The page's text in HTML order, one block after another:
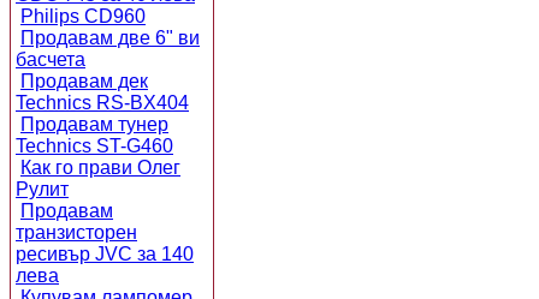
Philips CD960
Продавам две 6" ви
басчета
Продавам дек
Technics RS-BX404
Продавам тунер
Technics ST-G460
Как го прави Олег
Рулит
Продавам
транзисторен
ресивър JVC за 140
лева